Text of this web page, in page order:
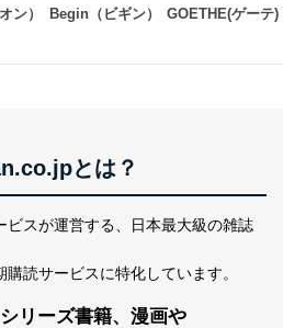
あって、本人の同意を得ること
に支障を及ぼすおそれがあると
具体的には以下のような企業です
せん。
ーサポート支援会社 、クレジッ
の決済代行・料金回収会社、広
社
出版物発売元、卸売会社、販売
者、梱包会社、配送会社、新聞
ン） Begin（ビギン） GOETHE(ゲーテ)
とは？
スが運営する、
日本最大級の雑誌
購読サービスに特化しています。
リーズ書籍、漫画や